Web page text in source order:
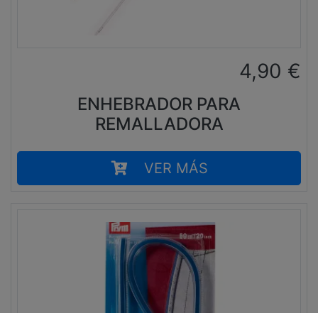
4,90 €
ENHEBRADOR PARA
REMALLADORA
VER MÁS